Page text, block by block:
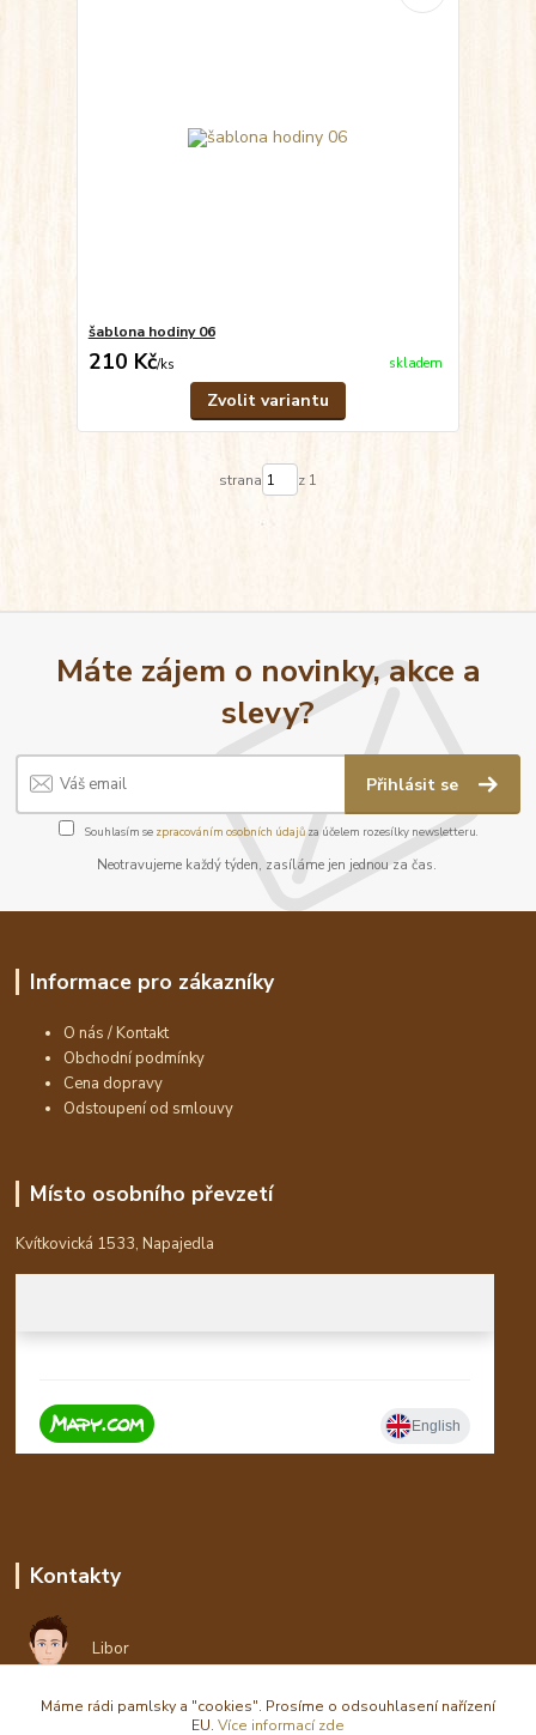
šablona hodiny 06
210 Kč/ks skladem
Zvolit variantu
strana z 1
Máte zájem o novinky, akce a
slevy?
Přihlásit se
Souhlasím se zpracováním osobních údajůza účelem rozesílky newsletteru.
Neotravujeme každý týden, zasíláme jen jednou za čas.
Informace pro zákazníky
O nás / Kontakt
Obchodní podmínky
Cena dopravy
Odstoupení od smlouvy
Místo osobního převzetí
Kvítkovická 1533, Napajedla
Kontakty
Libor
eshop(zavináč)waldi.cz
Máme rádi pamlsky a "cookies". Prosíme o odsouhlasení nařízení
EU. Více informací zde